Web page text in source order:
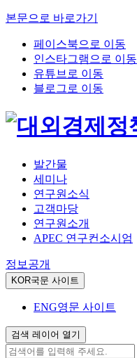
본문으로 바로가기
페이스북으로 이동
인스타그램으로 이동
유튜브로 이동
블로그로 이동
발간물
세미나
연구원소식
고객마당
연구원소개
APEC 연구컨소시엄
정보공개
KOR국문 사이트
ENG영문 사이트
검색 레이어 열기